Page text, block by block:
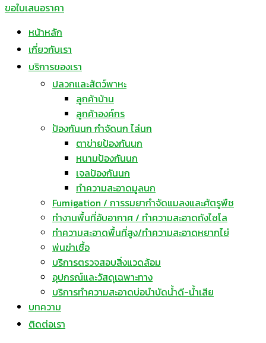
ขอใบเสนอราคา
หน้าหลัก
เกี่ยวกับเรา
บริการของเรา
ปลวกและสัตว์พาหะ
ลูกค้าบ้าน
ลูกค้าองค์กร
ป้องกันนก กำจัดนก ไล่นก
ตาข่ายป้องกันนก
หนามป้องกันนก
เจลป้องกันนก
ทำความสะอาดมูลนก
Fumigation / การรมยากำจัดแมลงและศัตรูพืช
ทำงานพื้นที่อับอากาศ / ทำความสะอาดถังไซโล
ทำความสะอาดพื้นที่สูง/ทำความสะอาดหยากไย่
พ่นฆ่าเชื้อ
บริการตรวจสอบสิ่งแวดล้อม
อุปกรณ์และวัสดุเฉพาะทาง
บริการทำความสะอาดบ่อบำบัดน้ำดี-น้ำเสีย
บทความ
ติดต่อเรา